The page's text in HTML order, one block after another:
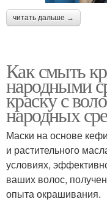
читать дальше →
Как смыть
народными
краску с
народных
Маски на основе
и растительного
условиях,
ваших волос,
опыта окрашивания.